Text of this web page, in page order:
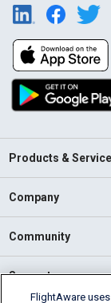
Products &
Company
Community
Support
FlightAware